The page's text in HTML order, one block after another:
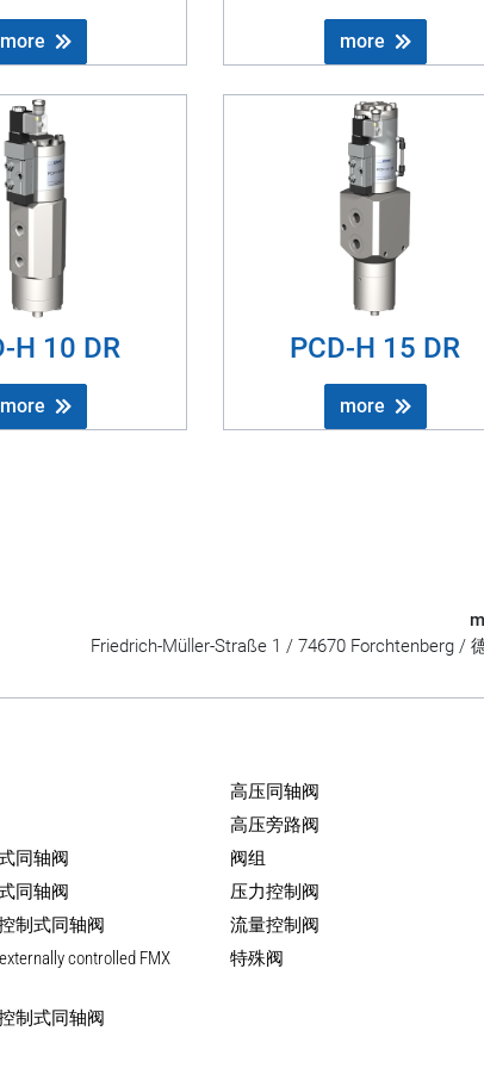
more more
H 10 DR
more
PCD-H 15 DR
more
Friedrich-Müller-Straße 1 / 74670 Forchtenberg /
同轴阀
同轴阀
制式同轴阀
controlled FMX
制式同轴阀
高压同轴阀
高压旁路阀
阀组
压力控制阀
流量控制阀
特殊阀